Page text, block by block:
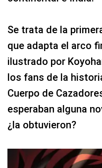
Se trata de la
que adapta el arco
ilustrado por
los fans de la
Cuerpo de
esperaban alguna
¿la obtuvieron?